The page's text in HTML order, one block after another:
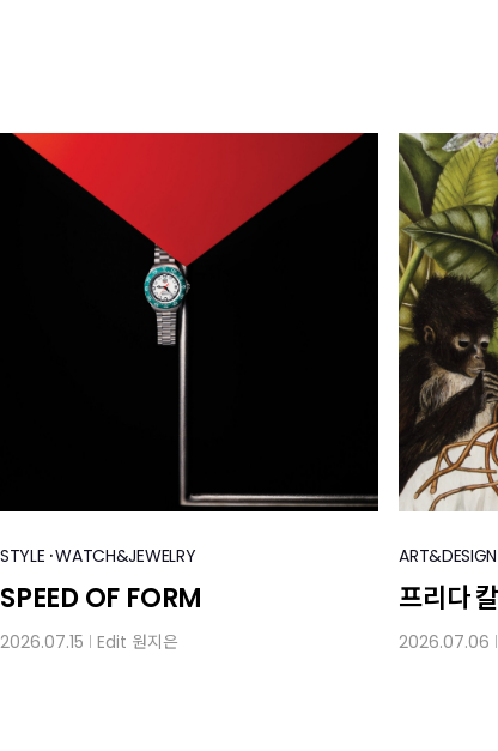
STYLE ·WATCH&JEWELRY
SPEED OF FORM
2026.07.15 Edit 원지은
ART&DESIGN
프리다
2026.07.06